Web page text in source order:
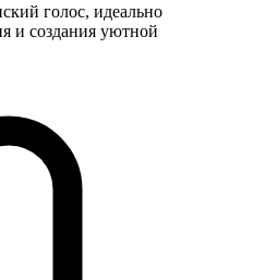
голос, идеально
и создания уютной